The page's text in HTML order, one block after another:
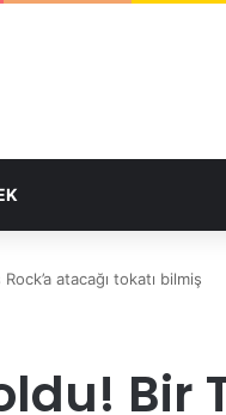
atacağı tokatı bilmiş
Bir